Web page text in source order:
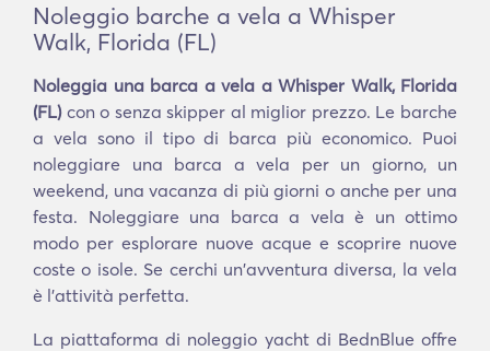
Noleggio barche a vela a Whisper
Walk, Florida (FL)
Noleggia una barca a vela a Whisper Walk, Florida
(FL)con o senza skipper al miglior prezzo. Le barche
a vela sono il tipo di barca più economico. Puoi
noleggiare una barca a vela per un giorno, un
weekend, una vacanza di più giorni o anche per una
festa. Noleggiare una barca a vela è un ottimo
modo per esplorare nuove acque e scoprire nuove
coste o isole. Se cerchi un'avventura diversa, la vela
è l'attività perfetta.
La piattaforma di noleggio yacht di BednBlue offre